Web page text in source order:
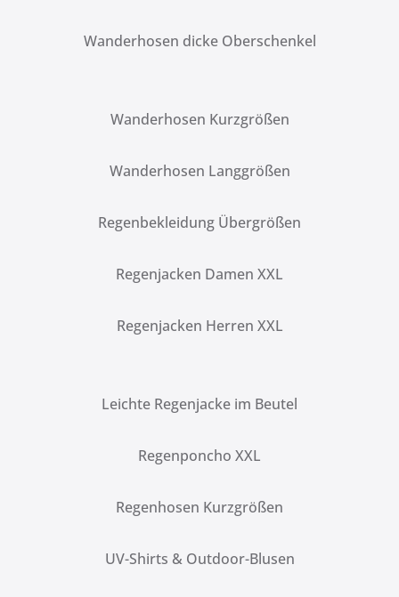
Wanderhosen dicke Oberschenkel
Wanderhosen Kurzgrößen
Wanderhosen Langgrößen
Regenbekleidung Übergrößen
Regenjacken Damen XXL
Regenjacken Herren XXL
Leichte Regenjacke im Beutel
Regenponcho XXL
Regenhosen Kurzgrößen
UV-Shirts & Outdoor-Blusen